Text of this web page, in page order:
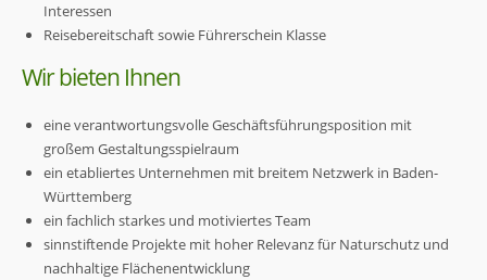
Interessen
Reisebereitschaft sowie Führerschein Klasse
Wir bieten Ihnen
eine verantwortungsvolle Geschäftsführungsposition mit
großem Gestaltungsspielraum
ein etabliertes Unternehmen mit breitem Netzwerk in Baden-
Württemberg
ein fachlich starkes und motiviertes Team
sinnstiftende Projekte mit hoher Relevanz für Naturschutz und
nachhaltige Flächenentwicklung